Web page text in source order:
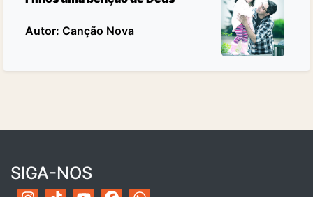
Autor: Canção Nova
SIGA-NOS